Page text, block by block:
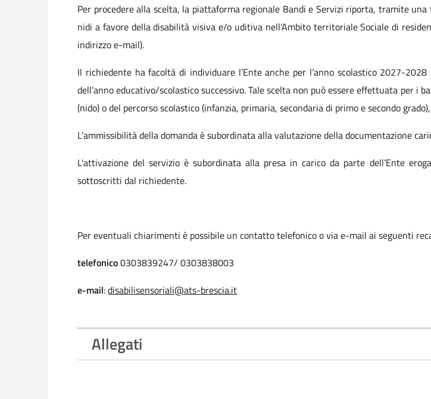
Per procedere alla scelta, la piattaforma regionale Bandi e Servizi riporta, tramite
nidi a favore della disabilità visiva e/o uditiva nell’Ambito territoriale Sociale di
indirizzo e-mail).
Il richiedente ha facoltà di individuare l’Ente anche per l’anno scolastico 2027-
dell’anno educativo/scolastico successivo. Tale scelta non può essere effettuata per
(nido) o del percorso scolastico (infanzia, primaria, secondaria di primo e secondo
L’ammissibilità della domanda è subordinata alla valutazione della documentazione
L'attivazione del servizio è subordinata alla presa in carico da parte dell’Ente
sottoscritti dal richiedente.
Per eventuali chiarimenti è possibile un contatto telefonico o via e-mail ai seguenti
telefonico0303839247/ 0303838003
e-mail:disabilisensoriali@ats-brescia.it
Allegati